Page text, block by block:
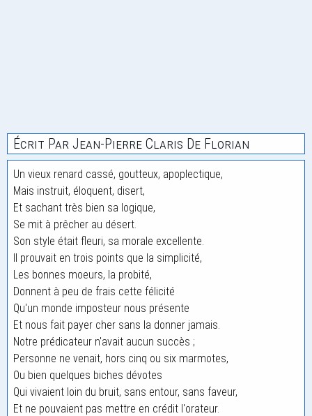
Écrit Par Jean-Pierre Claris De Florian
Un vieux renard cassé, goutteux, apoplectique,
Mais instruit, éloquent, disert,
Et sachant très bien sa logique,
Se mit à prêcher au désert.
Son style était fleuri, sa morale excellente.
Il prouvait en trois points que la simplicité,
Les bonnes moeurs, la probité,
Donnent à peu de frais cette félicité
Qu'un monde imposteur nous présente
Et nous fait payer cher sans la donner jamais.
Notre prédicateur n'avait aucun succès ;
Personne ne venait, hors cinq ou six marmotes,
Ou bien quelques biches dévotes
Qui vivaient loin du bruit, sans entour, sans faveur,
Et ne pouvaient pas mettre en crédit l'orateur.